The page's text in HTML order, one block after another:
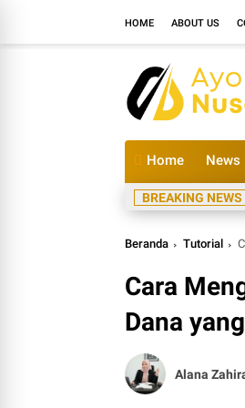
HOME ABOUT US
Home News
BREAKING NEWS
Beranda Tutorial
Cara
Dana
Alana